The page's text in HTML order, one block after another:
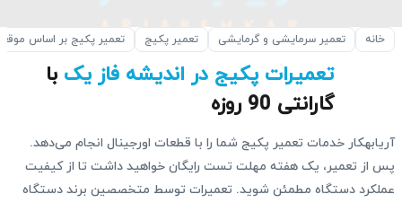
خانه تعمیر سرمایشی و گرمایشی تعمیر پکیج تعمیر پکیج بر اساس
تعمیرات پکیج در اندیشه فاز یک با
گارانتی 90 روزه
آریابهکار خدمات تعمیر پکیج شما را با قطعات اورجینال انجام می‌دهد.
پس از تعمیر، یک هفته مهلت تست رایگان خواهید داشت تا از کیفیت
عملکرد دستگاه مطمئن شوید. تعمیرات توسط متخصصین برند دستگاه